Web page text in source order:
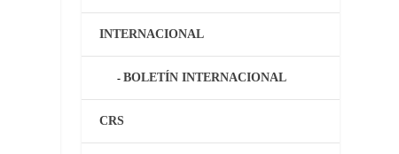
INTERNACIONAL
BOLETÍN INTERNACIONAL
CRS